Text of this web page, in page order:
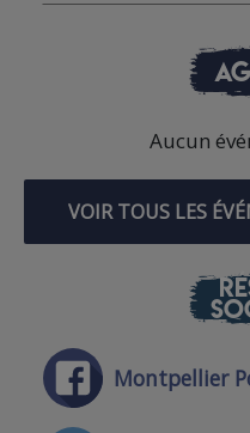
Aucun
VOIR TOUS LES
Montpellier